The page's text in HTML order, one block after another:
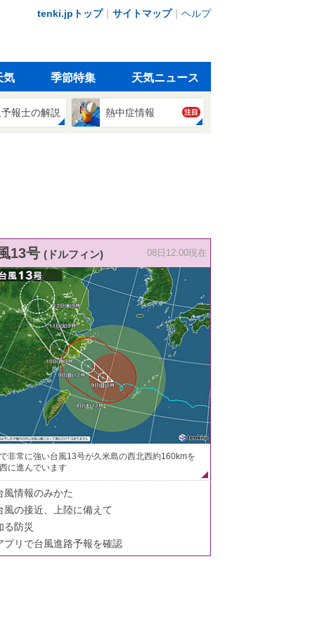
tenki.jpトップ｜ サイトマップ｜ ヘルプ
気 季節特集 天気ニュース
報士の解説 熱中症情報 注目
13号 (ドルフィン) 08日12:00現在
非常に強い台風13号が久米島の西北西約160kmを
に進んでいます
風情報のみかた
風の接近、上陸に備えて
る防災
プリで台風進路予報を確認